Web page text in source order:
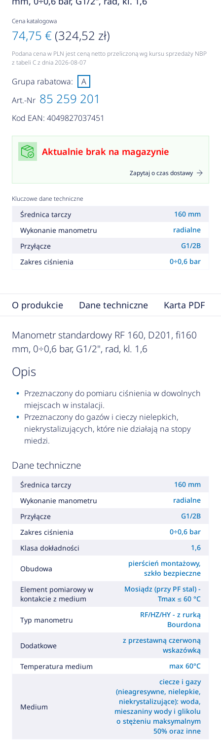
Cena katalogowa
74,75 € (324,52 zł)
Podana cena w PLN jest ceną netto przeliczoną wg kursu sprzedaży NBP
z tabeli C z dnia 2026-08-07
Art.-Nr 85 259 201
Kod EAN: 4049827037451
Grupa rabatowa: A
Aktualnie brak na magazynie
Zapytaj o czas dostawy
Kluczowe dane techniczne
Średnica tarczy
160 mm
Wykonanie manometru
radialne
Przyłącze
G1/2B
Zakres ciśnienia
0÷0,6 bar
O produkcie Dane techniczne Karta PDF
Manometr standardowy RF 160, D201, fi160
mm, 0÷0,6 bar, G1/2", rad, kl. 1,6
opis
Przeznaczony do pomiaru ciśnienia w dowolnych
miejscach w instalacji.
Przeznaczony do gazów i cieczy nielepkich,
niekrystalizujących, które nie działają na stopy
miedzi.
Dane techniczne
Średnica tarczy
160 mm
Wykonanie manometru
radialne
Przyłącze
G1/2B
Zakres ciśnienia
0÷0,6 bar
Klasa dokładności
1,6
Obudowa
pierścień montażowy,
szkło bezpieczne
Element pomiarowy w
kontakcie z medium
Mosiądz (przy PF stal) -
Tmax ≤ 60 °C
Typ manometru
RF/HZ/HY - z rurką
Bourdona
Dodatkowe
z przestawną czerwoną
wskazówką
Temperatura medium
max 60°C
Medium
ciecze i gazy
(nieagresywne, nielepkie,
niekrystalizujące): woda,
mieszaniny wody i glikolu
o stężeniu maksymalnym
50% oraz inne